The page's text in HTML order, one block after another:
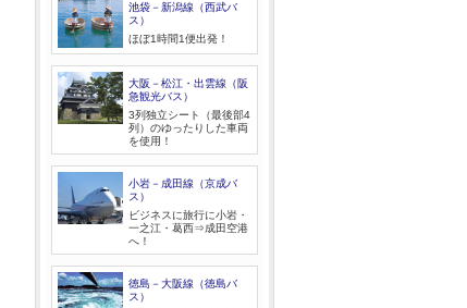
池袋－新潟線（西武バ
ス）
ほぼ1時間1便出発！
大阪－松江・出雲線（阪
急観光バス）
3列独立シート（最後部4
列）のゆったりした車両
を使用！
小岩－成田線（京成バ
ス）
ビジネスに旅行に小岩・
一之江・葛西⇒成田空港
へ！
徳島－大阪線（徳島バ
ス）